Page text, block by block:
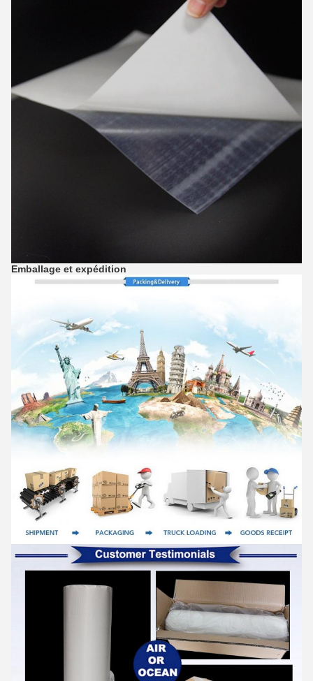
Emballage et expédition